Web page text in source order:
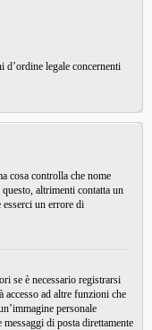
d’ordine legale concernenti
cosa controlla che nome
altrimenti contatta un
esserci un errore di
se è necessario registrarsi
accesso ad altre funzioni che
personale
di posta direttamente